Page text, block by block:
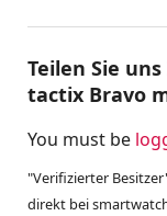
Teilen Sie
tactix Bravo
You must be
"Verifizierter
direkt bei